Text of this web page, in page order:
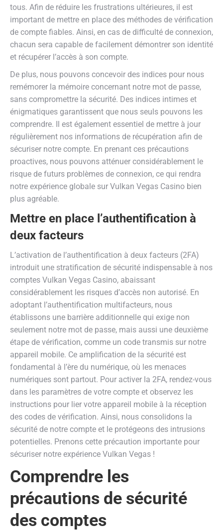
tous. Afin de réduire les frustrations ultérieures, il est
important de mettre en place des méthodes de vérification
de compte fiables. Ainsi, en cas de difficulté de connexion,
chacun sera capable de facilement démontrer son identité
et récupérer l’accès à son compte.
De plus, nous pouvons concevoir des indices pour nous
remémorer la mémoire concernant notre mot de passe,
sans compromettre la sécurité. Des indices intimes et
énigmatiques garantissent que nous seuls pouvons les
comprendre. Il est également essentiel de mettre à jour
régulièrement nos informations de récupération afin de
sécuriser notre compte. En prenant ces précautions
proactives, nous pouvons atténuer considérablement le
risque de futurs problèmes de connexion, ce qui rendra
notre expérience globale sur Vulkan Vegas Casino bien
plus agréable.
Mettre en place l’authentification à
deux facteurs
L’activation de l’authentification à deux facteurs (2FA)
introduit une stratification de sécurité indispensable à nos
comptes Vulkan Vegas Casino, abaissant
considérablement les risques d’accès non autorisé. En
adoptant l’authentification multifacteurs, nous
établissons une barrière additionnelle qui exige non
seulement notre mot de passe, mais aussi une deuxième
étape de vérification, comme un code transmis sur notre
appareil mobile. Ce amplification de la sécurité est
fondamental à l’ère du numérique, où les menaces
numériques sont partout. Pour activer la 2FA, rendez-vous
dans les paramètres de votre compte et observez les
instructions pour lier votre appareil mobile à la réception
des codes de vérification. Ainsi, nous consolidons la
sécurité de notre compte et le protégeons des intrusions
potentielles. Prenons cette précaution importante pour
sécuriser notre expérience Vulkan Vegas !
Comprendre les
précautions de sécurité
des comptes